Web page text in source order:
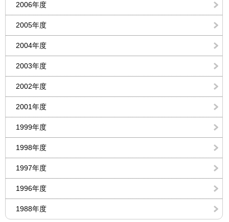
2006年度
2005年度
2004年度
2003年度
2002年度
2001年度
1999年度
1998年度
1997年度
1996年度
1988年度